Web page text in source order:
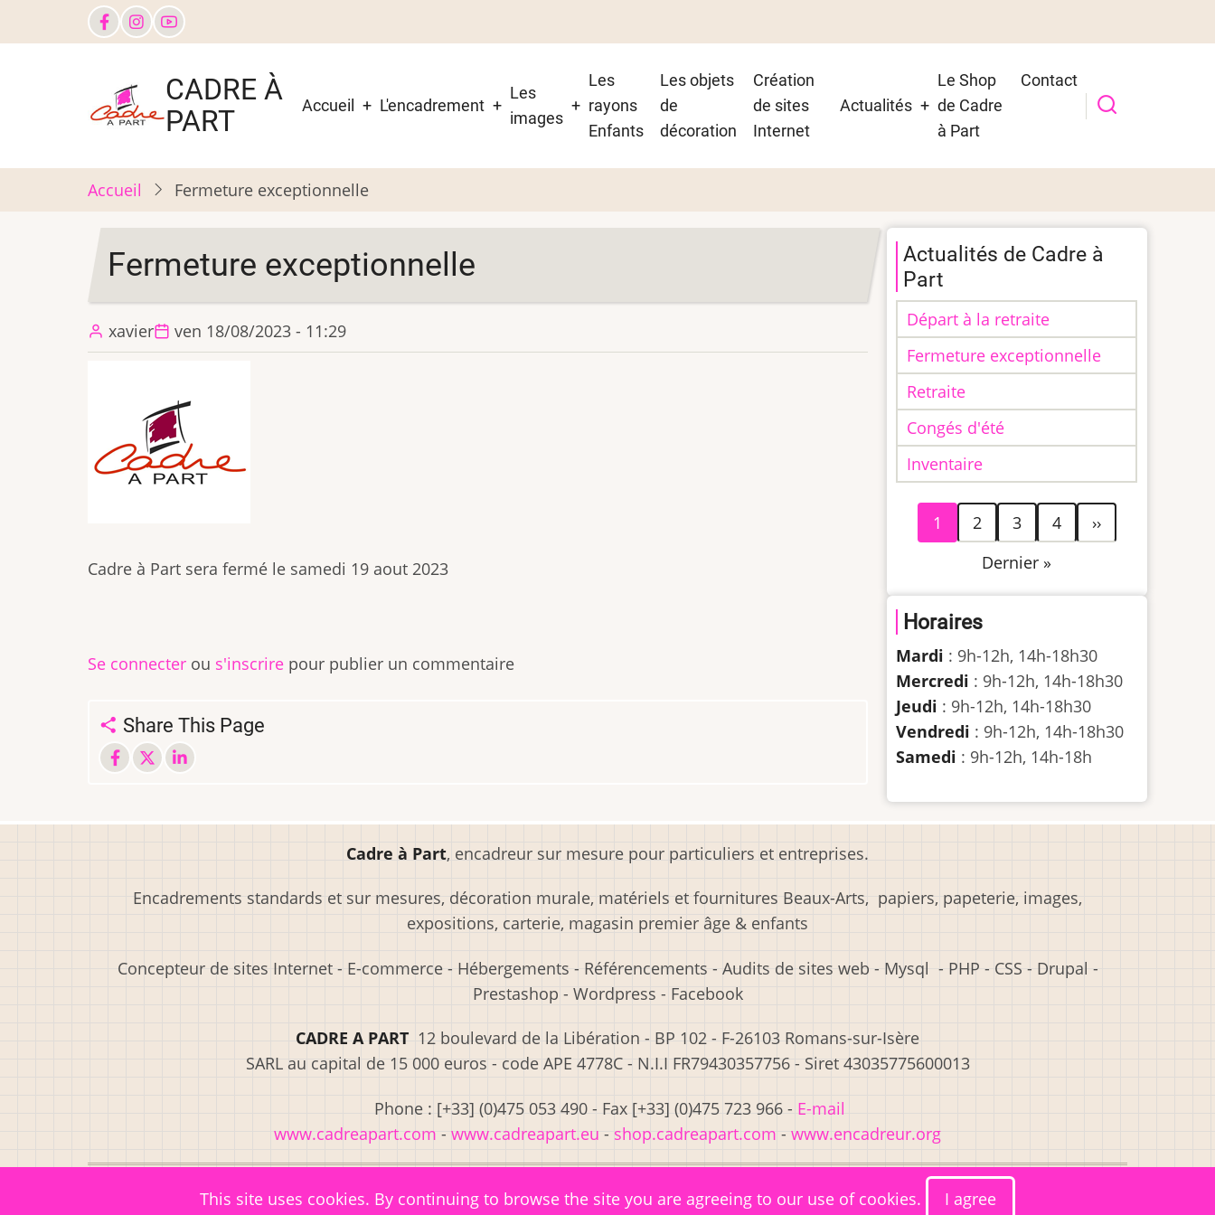
au
CADRE À
PART
navigation
Accueil L'encadrement
Les
images
Les
rayons
Enfants
Les objets
de
décoration
Création
de sites
Internet
Actualités
Le Shop
de Cadre
à Part
Contact
Accueil Fermeture exceptionnelle
Fermeture exceptionnelle
xavier ven 18/08/2023 - 11:29
Cadre à Part sera fermé le samedi 19 aout 2023
Se connecter ou s'inscrire pour publier un commentaire
Share This Page
Actualités de Cadre à
Part
Départ à la retraite
Fermeture exceptionnelle
Retraite
Congés d'été
Inventaire
Pagination
Page
courante
1 Page
2 Page
3 Page
4
Page
suivante
››
Dernière
Dernier »
Horaires
Mardi : 9h-12h, 14h-18h30
Mercredi : 9h-12h, 14h-18h30
Jeudi : 9h-12h, 14h-18h30
Vendredi : 9h-12h, 14h-18h30
Samedi : 9h-12h, 14h-18h
Cadre à Part, encadreur sur mesure pour particuliers et entreprises.
Encadrements standards et sur mesures, décoration murale, matériels et fournitures Beaux-Arts, papiers, papeterie, images,
expositions, carterie, magasin premier âge & enfants
Concepteur de sites Internet - E-commerce - Hébergements - Référencements - Audits de sites web - Mysql - PHP - CSS - Drupal -
Prestashop - Wordpress - Facebook
CADRE A PART 12 boulevard de la Libération - BP 102 - F-26103 Romans-sur-Isère
SARL au capital de 15 000 euros - code APE 4778C - N.I.I FR79430357756 - Siret 43035775600013
Phone : [+33] (0)475 053 490 - Fax [+33] (0)475 723 966 - E-mail
www.cadreapart.com - www.cadreapart.eu - shop.cadreapart.com - www.encadreur.org
© 2026 Cadre à Part, All rights reserved.
This site uses cookies. By continuing to browse the site you are agreeing to our use of cookies. I agree